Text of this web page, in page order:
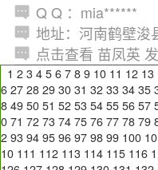
Q Q ：mia******
地址：河南鹤壁浚
点击查看 苗凤英
1 2 3 4 5 6 7 8 9 10 11 12 13
6 27 28 29 30 31 32 33 34 35
8 49 50 51 52 53 54 55 56 57
0 71 72 73 74 75 76 77 78 79
2 93 94 95 96 97 98 99 100
10 111 112 113 114 115 116